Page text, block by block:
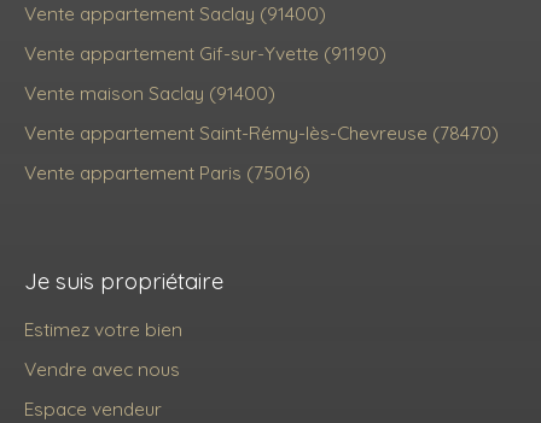
Vente appartement Saclay (91400)
Vente appartement Gif-sur-Yvette (91190)
Vente maison Saclay (91400)
Vente appartement Saint-Rémy-lès-Chevreuse (78470)
Vente appartement Paris (75016)
Je suis propriétaire
Estimez votre bien
Vendre avec nous
Espace vendeur